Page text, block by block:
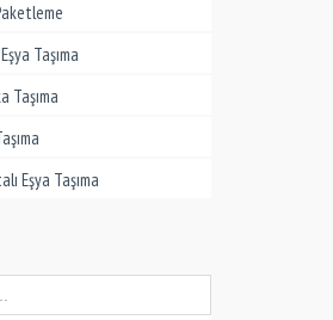
Taşıma
Taşıma
Eşya Taşıma